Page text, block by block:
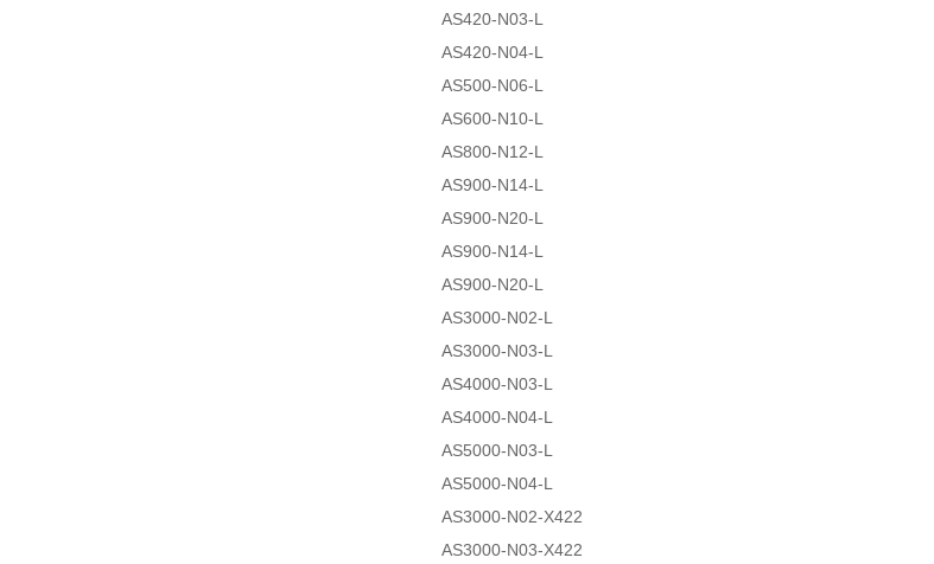
AS420-N03-L
AS420-N04-L
AS500-N06-L
AS600-N10-L
AS800-N12-L
AS900-N14-L
AS900-N20-L
AS900-N14-L
AS900-N20-L
AS3000-N02-L
AS3000-N03-L
AS4000-N03-L
AS4000-N04-L
AS5000-N03-L
AS5000-N04-L
AS3000-N02-X422
AS3000-N03-X422